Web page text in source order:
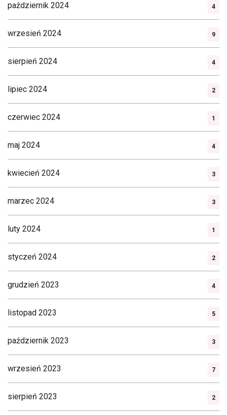
październik 2024 4
wrzesień 2024 9
sierpień 2024 4
lipiec 2024 2
czerwiec 2024 1
maj 2024 4
kwiecień 2024 3
marzec 2024 3
luty 2024 1
styczeń 2024 2
grudzień 2023 4
listopad 2023 5
październik 2023 3
wrzesień 2023 7
sierpień 2023 2